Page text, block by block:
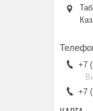
+7
+7